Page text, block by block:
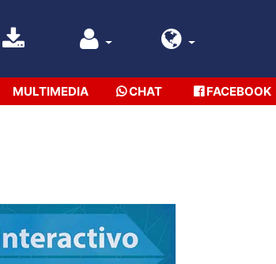
MULTIMEDIA CHAT FACEBOOK